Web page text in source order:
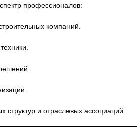
профессионалов:
компаний.
структур и отраслевых ассоциаций.